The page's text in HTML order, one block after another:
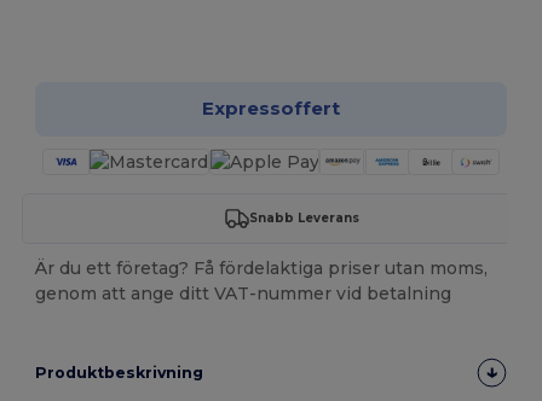
Expressoffert
Snabb Leverans
Är du ett företag? Få fördelaktiga priser utan moms,
genom att ange ditt VAT-nummer vid betalning
Produktbeskrivning